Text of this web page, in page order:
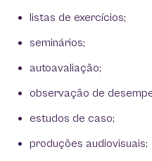
listas de exercícios;
seminários;
autoavaliação;
observação de
estudos de caso;
produções audiovisuais;